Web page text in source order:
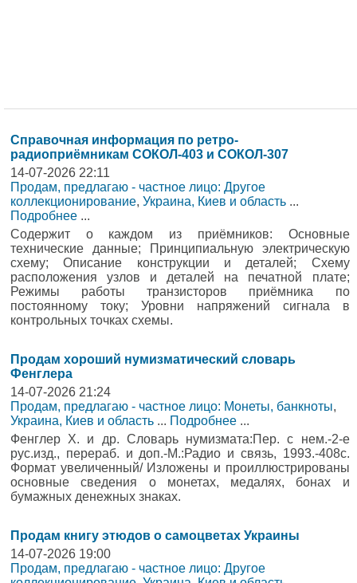
Справочная информация по ретро-
радиоприёмникам СОКОЛ-403 и СОКОЛ-307
14-07-2026 22:11
Продам, предлагаю - частное лицо: Другое
коллекционирование, Украина, Киев и область ...
Подробнее ...
Содержит о каждом из приёмников: Основные
технические данные; Принципиальную электрическую
схему; Описание конструкции и деталей; Схему
расположения узлов и деталей на печатной плате;
Режимы работы транзисторов приёмника по
постоянному току; Уровни напряжений сигнала в
контрольных точках схемы.
Продам хороший нумизматический словарь
Фенглера
14-07-2026 21:24
Продам, предлагаю - частное лицо: Монеты, банкноты,
Украина, Киев и область ... Подробнее ...
Фенглер Х. и др. Словарь нумизмата:Пер. с нем.-2-е
рус.изд., перераб. и доп.-М.:Радио и связь, 1993.-408с.
Формат увеличенный/ Изложены и проиллюстрированы
основные сведения о монетах, медалях, бонах и
бумажных денежных знаках.
Продам книгу этюдов о самоцветах Украины
14-07-2026 19:00
Продам, предлагаю - частное лицо: Другое